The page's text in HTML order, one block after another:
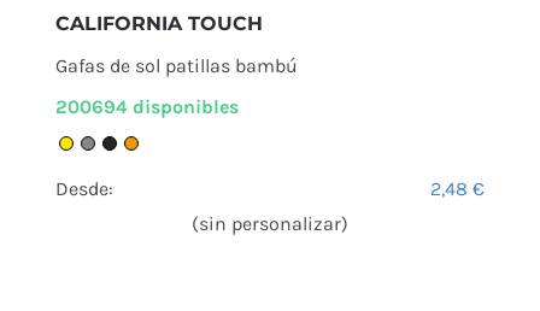
CALIFORNIA TOUCH
Gafas de sol patillas bambú
200694 disponibles
Desde: 2,48€
(sin personalizar)